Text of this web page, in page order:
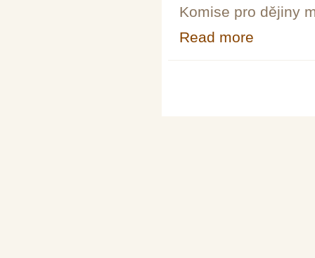
Komise pro dějiny
Read more